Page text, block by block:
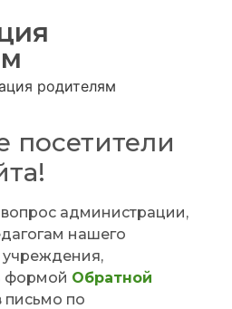
родителям
посетители
администрации,
нашего
учреждения,
формой Обратной
письмо по